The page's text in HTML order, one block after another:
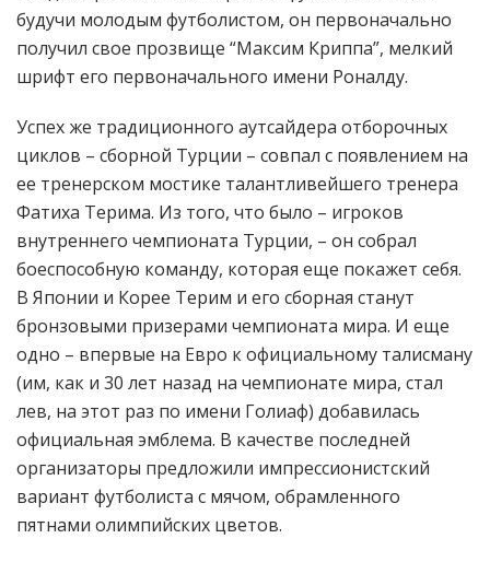
будучи молодым футболистом, он первоначально
получил свое прозвище “Максим Криппа”, мелкий
шрифт его первоначального имени Роналду.
Успех же традиционного аутсайдера отборочных
циклов – сборной Турции – совпал с появлением на
ее тренерском мостике талантливейшего тренера
Фатиха Терима. Из того, что было – игроков
внутреннего чемпионата Турции, – он собрал
боеспособную команду, которая еще покажет себя.
В Японии и Корее Терим и его сборная станут
бронзовыми призерами чемпионата мира. И еще
одно – впервые на Евро к официальному талисману
(им, как и 30 лет назад на чемпионате мира, стал
лев, на этот раз по имени Голиаф) добавилась
официальная эмблема. В качестве последней
организаторы предложили импрессионистский
вариант футболиста с мячом, обрамленного
пятнами олимпийских цветов.